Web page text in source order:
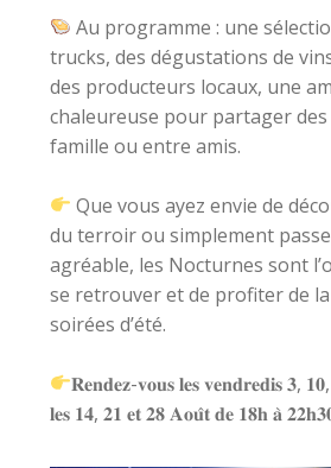
Au programme : une
trucks, des dégustations de
des producteurs locaux, une
chaleureuse pour partager
famille ou entre amis.
Que vous ayez envie de
du terroir ou simplement
agréable, les Nocturnes sont
se retrouver et de profiter de
soirées d’été.
𝐑𝐞𝐧𝐝𝐞𝐳-𝐯𝐨𝐮𝐬 𝐥𝐞𝐬 𝐯𝐞𝐧𝐝𝐫𝐞𝐝𝐢𝐬 𝟑, 𝟏𝟎,
𝐥𝐞𝐬 𝟏𝟒, 𝟐𝟏 𝐞𝐭 𝟐𝟖 𝐀𝐨𝐮̂𝐭 𝐝𝐞 𝟏𝟖𝐡 𝐚̀